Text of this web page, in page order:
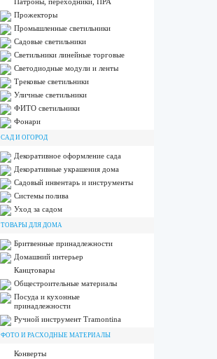
Прожекторы
Промышленные светильники
Садовые светильники
Светильники линейные торговые
Светодиодные модули и ленты
Трековые светильники
Уличные светильники
ФИТО светильники
Фонари
САД И ОГОРОД
Декоративное оформление сада
Декоративные украшения дома
Садовый инвентарь и инструменты
Системы полива
Уход за садом
ТОВАРЫ ДЛЯ ДОМА
Бритвенные принадлежности
Домашний интерьер
Канцтовары
Общестроительные материалы
Посуда и кухонные
принадлежности
Ручной инструмент Tramontina
ФОТО И РАСХОДНЫЕ МАТЕРИАЛЫ
Конверты